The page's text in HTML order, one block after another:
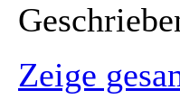
Zeige